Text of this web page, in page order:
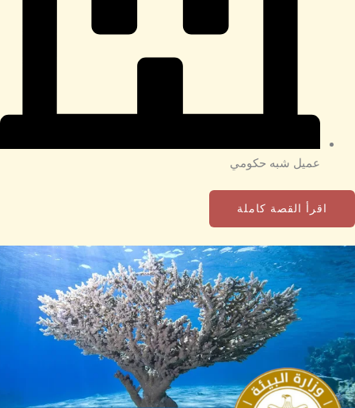
عميل شبه حكومي
اقرأ القصة كاملة